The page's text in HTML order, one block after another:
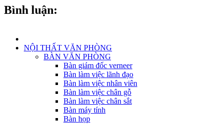
Bình luận:
NỘI THẤT VĂN PHÒNG
BÀN VĂN PHÒNG
Bàn giám đốc verneer
Bàn làm việc lãnh đạo
Bàn làm việc nhân viên
Bàn làm việc chân gỗ
Bàn làm việc chân sắt
Bàn máy tính
Bàn họp